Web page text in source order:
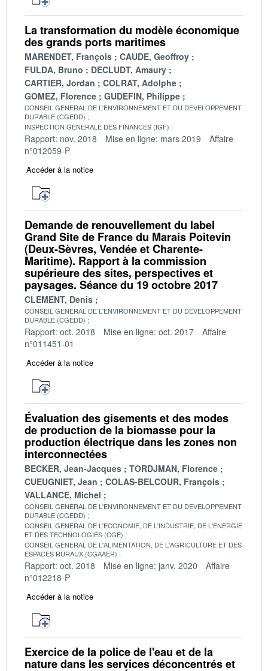
La transformation du modèle économique
des grands ports maritimes
MARENDET, François
CAUDE, Geoffroy
FULDA, Bruno
DECLUDT, Amaury
CARTIER, Jordan
COLRAT, Adolphe
GOMEZ, Florence
GUDEFIN, Philippe
CONSEIL GENERAL DE L'ENVIRONNEMENT ET DU DEVELOPPEMENT
DURABLE (CGEDD)
INSPECTION GENERALE DES FINANCES (IGF)
Rapport: nov. 2018 Mise en ligne: mars 2019
Affaire
n°012059-P
Accéder à la notice
Demande de renouvellement du label
Grand Site de France du Marais Poitevin
(Deux-Sèvres, Vendée et Charente-
Maritime). Rapport à la commission
supérieure des sites, perspectives et
paysages. Séance du 19 octobre 2017
CLEMENT, Denis
CONSEIL GENERAL DE L'ENVIRONNEMENT ET DU DEVELOPPEMENT
DURABLE (CGEDD)
Rapport: oct. 2018 Mise en ligne: oct. 2017
Affaire
n°011451-01
Accéder à la notice
Évaluation des gisements et des modes
de production de la biomasse pour la
production électrique dans les zones non
interconnectées
BECKER, Jean-Jacques
TORDJMAN, Florence
CUEUGNIET, Jean
COLAS-BELCOUR, François
VALLANCE, Michel
CONSEIL GENERAL DE L'ENVIRONNEMENT ET DU DEVELOPPEMENT
DURABLE (CGEDD)
CONSEIL GENERAL DE L'ECONOMIE, DE L'INDUSTRIE, DE L'ENERGIE
ET DES TECHNOLOGIES (CGE)
CONSEIL GENERAL DE L'ALIMENTATION, DE L'AGRICULTURE ET DES
ESPACES RURAUX (CGAAER)
Rapport: oct. 2018 Mise en ligne: janv. 2020
Affaire
n°012218-P
Accéder à la notice
Exercice de la police de l'eau et de la
nature dans les services déconcentrés et